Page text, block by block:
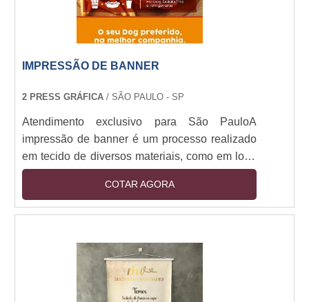
IMPRESSÃO DE BANNER
2 PRESS GRÁFICA / SÃO PAULO - SP
Atendimento exclusivo para São PauloA
impressão de banner é um processo realizado
em tecido de diversos materiais, como em lona
ou papel especial em um lado apenas ou
frente-verso. Essa impressão possui a
qualidade de destacar informações a longas
rápidas.CARACTERÍSTICAS DO SERVIÇOA
impressão é o serviço pelo qual o cliente
encontra a solução ideal para proporcionar a
comunicação das ações e cam....
COTAR AGORA